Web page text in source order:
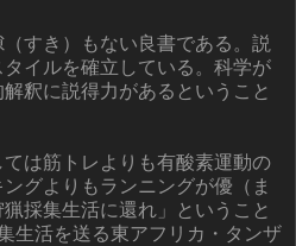
すき）もない良書である。説
イルを確立している。科学が
釈に説得力があるということ
は筋トレよりも有酸素運動の
グよりもランニングが優（ま
採集生活に還れ」ということ
生活を送る東アフリカ・タンザ